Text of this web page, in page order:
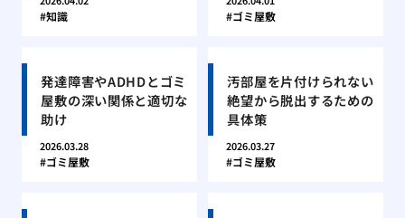
知識 ゴミ屋敷
発達障害やADHDとゴミ
屋敷の深い関係と適切な
助け
2026.03.28
ゴミ屋敷
汚部屋を片付けられない
絶望から脱出するための
具体策
2026.03.27
ゴミ屋敷